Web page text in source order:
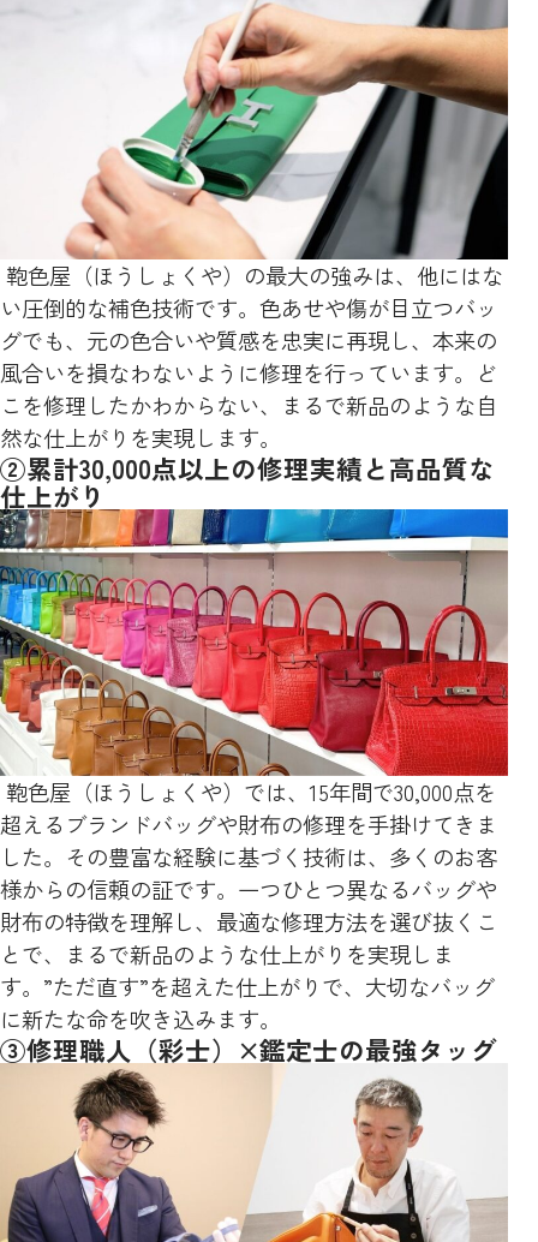
鞄色屋（ほうしょくや）の最大の強みは、他にはな
い圧倒的な補色技術です。色あせや傷が目立つバッ
グでも、元の色合いや質感を忠実に再現し、本来の
風合いを損なわないように修理を行っています。ど
こを修理したかわからない、まるで新品のような自
然な仕上がりを実現します。
②累計30,000点以上の修理実績と高品質な
仕上がり
鞄色屋（ほうしょくや）では、15年間で30,000点を
超えるブランドバッグや財布の修理を手掛けてきま
した。その豊富な経験に基づく技術は、多くのお客
様からの信頼の証です。一つひとつ異なるバッグや
財布の特徴を理解し、最適な修理方法を選び抜くこ
とで、まるで新品のような仕上がりを実現しま
す。”ただ直す”を超えた仕上がりで、大切なバッグ
に新たな命を吹き込みます。
③修理職人（彩士）×鑑定士の最強タッグ